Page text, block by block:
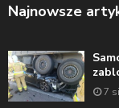
Najnowsze
7